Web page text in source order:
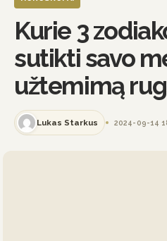
Kurie 3
sutikti savo
užtemimą
Lukas Starkus 2024-09-14